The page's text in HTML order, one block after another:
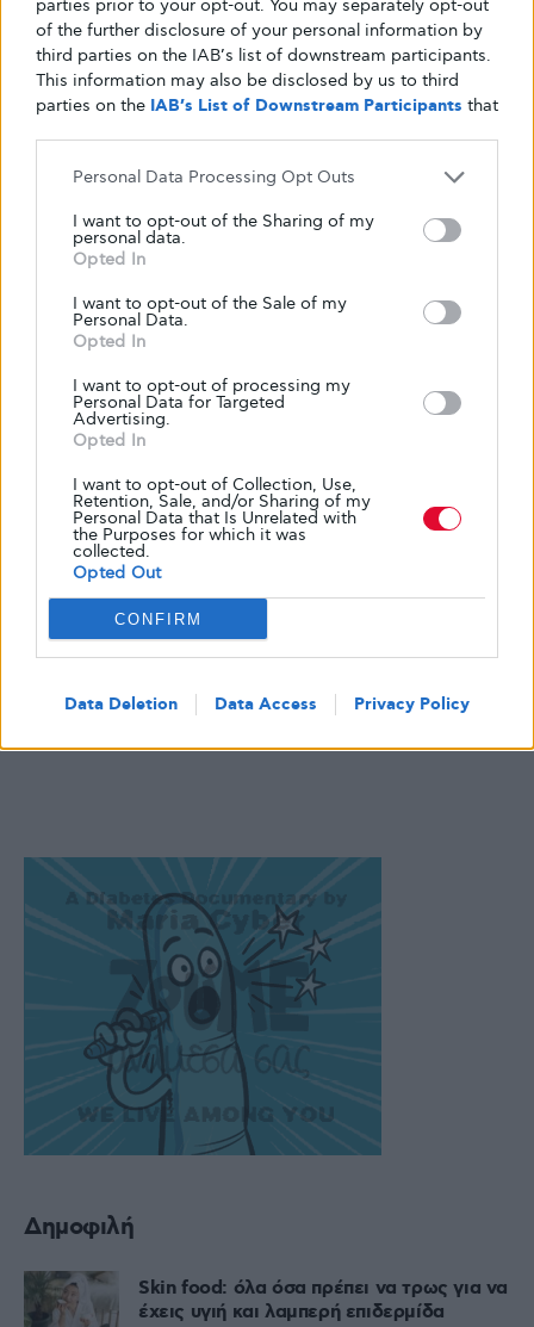
parties prior to your opt-out. You may separately opt-out
of the further disclosure of your personal information by
third parties on the IAB’s list of downstream participants.
This information may also be disclosed by us to third
parties on the IAB’s List of Downstream Participants that
Personal Data Processing Opt Outs
I want to opt-out of the Sharing of my
personal data.
Opted In
I want to opt-out of the Sale of my
Personal Data.
Opted In
I want to opt-out of processing my
Personal Data for Targeted
Advertising.
Opted In
I want to opt-out of Collection, Use,
Retention, Sale, and/or Sharing of my
Personal Data that Is Unrelated with
the Purposes for which it was
collected.
Opted Out
CONFIRM
Data Deletion Data Access Privacy Policy
Glykouli
Δημοφιλή
Skin food: όλα όσα πρέπει να τρως για να
έχεις υγιή και λαμπερή επιδερμίδα